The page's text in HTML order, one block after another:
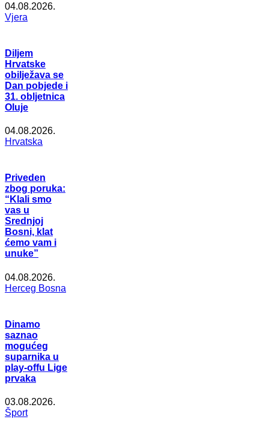
04.08.2026.
Vjera
Diljem
Hrvatske
obilježava se
Dan pobjede i
31. obljetnica
Oluje
04.08.2026.
Hrvatska
Priveden
zbog poruka:
“Klali smo
vas u
Srednjoj
Bosni, klat
ćemo vam i
unuke”
04.08.2026.
Herceg Bosna
Dinamo
saznao
mogućeg
suparnika u
play-offu Lige
prvaka
03.08.2026.
Šport